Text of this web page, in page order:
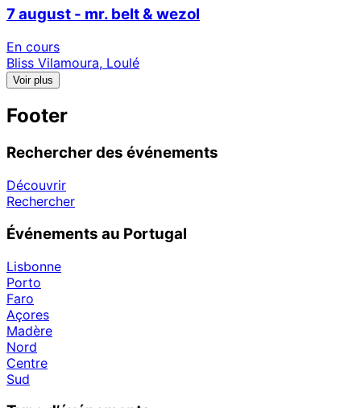
7 august - mr. belt & wezol
En cours
Bliss Vilamoura, Loulé
Voir plus
Footer
Rechercher des événements
Découvrir
Rechercher
Événements au Portugal
Lisbonne
Porto
Faro
Açores
Madère
Nord
Centre
Sud